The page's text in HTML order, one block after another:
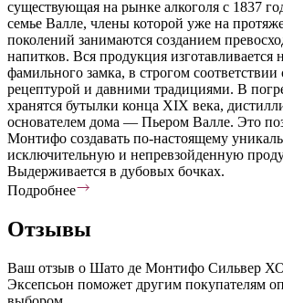
существующая на рынке алкоголя с 1837
семье Валле, члены которой уже на
поколений занимаются созданием
напитков. Вся продукция изготавливается
фамильного замка, в строгом соответствии
рецептурой и давними традициями. В
хранятся бутылки конца XIX века,
основателем дома — Пьером Валле. Это
Монтифо создавать по-настоящему
исключительную и непревзойденную
Выдерживается в дубовых бочках.
Подробнее
Отзывы
Ваш отзыв о Шато де Монтифо Сильвер
Эксепсьон поможет другим покупателям